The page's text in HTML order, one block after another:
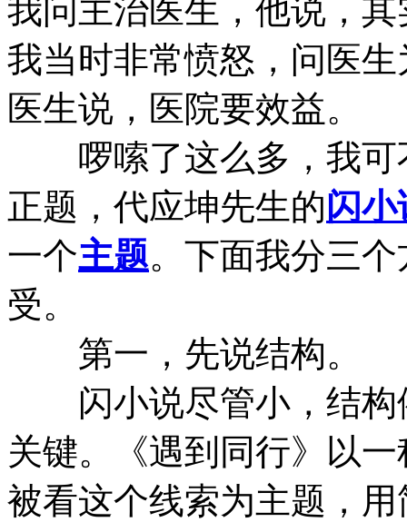
我问主治医生，他说，
我当时非常愤怒，问医
医生说，医院要效益。
啰嗦了这么多，我可
正题，代应坤先生的闪小
一个主题。下面我分三
受。
第一，先说结构。
闪小说尽管小，结构
关键。《遇到同行》以
被看这个线索为主题，